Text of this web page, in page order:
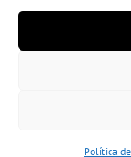
Política
Política de